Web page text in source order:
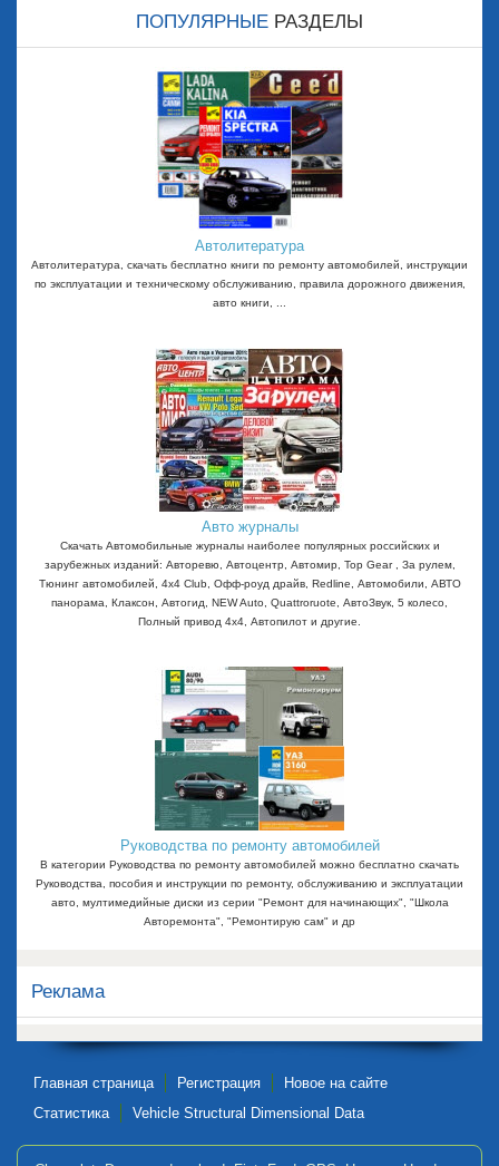
ПОПУЛЯРНЫЕ РАЗДЕЛЫ
Автолитература
Автолитература, скачать бесплатно книги по ремонту автомобилей, инструкции
по эксплуатации и техническому обслуживанию, правила дорожного движения,
авто книги, ...
Авто журналы
Скачать Автомобильные журналы наиболее популярных российских и
зарубежных изданий: Авторевю, Автоцентр, Автомир, Top Gear , За рулем,
Тюнинг автомобилей, 4x4 Club, Офф-роуд драйв, Redline, Автомобили, АВТО
панорама, Клаксон, Автогид, NEW Auto, Quattroruote, АвтоЗвук, 5 колесо,
Полный привод 4х4, Автопилот и другие.
Руководства по ремонту автомобилей
В категории Руководства по ремонту автомобилей можно бесплатно скачать
Руководства, пособия и инструкции по ремонту, обслуживанию и эксплуатации
авто, мултимедийные диски из серии "Ремонт для начинающих", "Школа
Авторемонта", "Ремонтирую сам" и др
Реклама
Главная страница Регистрация
Новое на сайте
Статистика
Vehicle Structural Dimensional Data